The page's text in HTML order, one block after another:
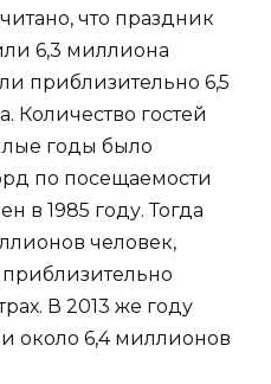
что праздник
6,3 миллиона
приблизительно 6,5
Количество гостей
годы было
по посещаемости
в 1985 году. Тогда
человек,
В 2013 же году
около 6,4 миллионов